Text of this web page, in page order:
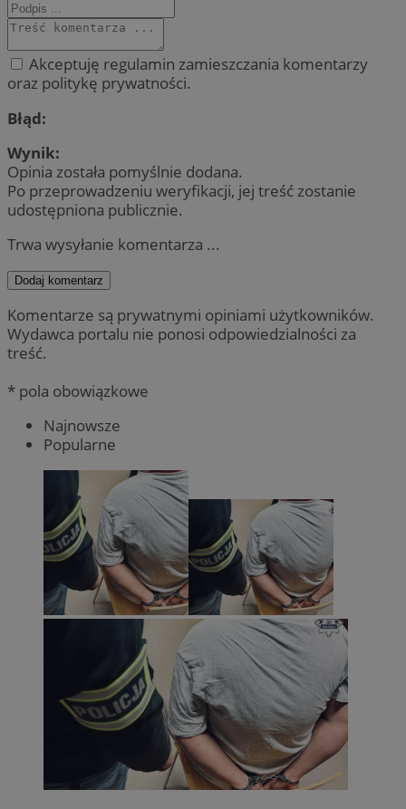
Akceptuję regulamin zamieszczania komentarzy
oraz politykę prywatności.
Błąd:
Wynik:
Opinia została pomyślnie dodana.
Po przeprowadzeniu weryfikacji, jej treść zostanie
udostępniona publicznie.
Trwa wysyłanie komentarza ...
Dodaj komentarz
Komentarze są prywatnymi opiniami użytkowników.
Wydawca portalu nie ponosi odpowiedzialności za
treść.
* pola obowiązkowe
Najnowsze
Popularne